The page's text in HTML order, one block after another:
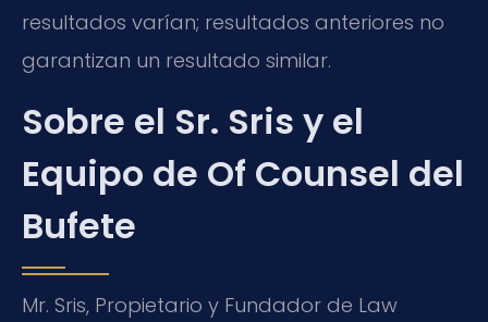
resultados varían; resultados anteriores no
garantizan un resultado similar.
Sobre el Sr. Sris y el
Equipo de Of Counsel del
Bufete
Mr. Sris, Propietario y Fundador de Law